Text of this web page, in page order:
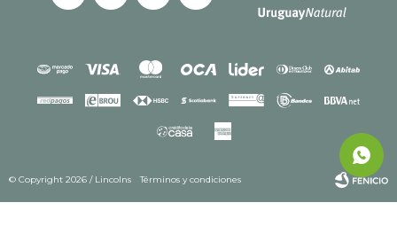
© Copyright 2026 / Lincolns Términos y condiciones